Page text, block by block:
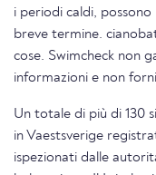
i periodi caldi,
breve termine.
cose. Swimcheck non
informazioni e non
Un totale di più di 130
in Vaestsverige
ispezionati dalle